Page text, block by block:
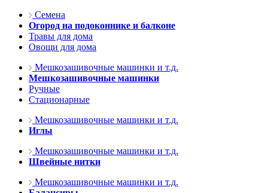
Семена
Огород на подоконнике и балконе
Травы для дома
Овощи для дома
Мешкозашивочные машинки и т.д.
Мешкозашивочные машинки
Ручные
Стационарные
Мешкозашивочные машинки и т.д.
Иглы
Мешкозашивочные машинки и т.д.
Швейные нитки
Мешкозашивочные машинки и т.д.